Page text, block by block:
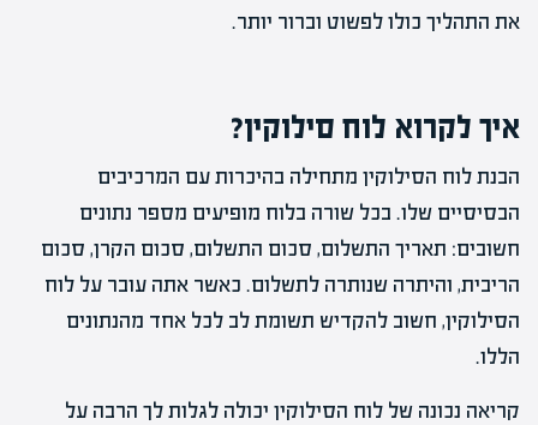
את התהליך כולו לפשוט וברור יותר.
איך לקרוא לוח סילוקין?
הבנת לוח הסילוקין מתחילה בהיכרות עם המרכיבים
הבסיסיים שלו. בכל שורה בלוח מופיעים מספר נתונים
חשובים: תאריך התשלום, סכום התשלום, סכום הקרן, סכום
הריבית, והיתרה שנותרה לתשלום. כאשר אתה עובר על לוח
הסילוקין, חשוב להקדיש תשומת לב לכל אחד מהנתונים
הללו.
קריאה נכונה של לוח הסילוקין יכולה לגלות לך הרבה על